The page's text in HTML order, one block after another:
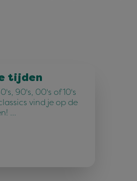
tijden
90's, 00's of 10's
vind je op de
…